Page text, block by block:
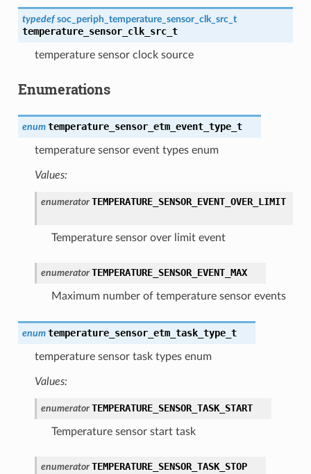
typedef soc_periph_temperature_sensor_clk_src_t
temperature_sensor_clk_src_t
temperature sensor clock source
Enumerations
enum temperature_sensor_etm_event_type_t
temperature sensor event types enum
Values:
enumerator TEMPERATURE_SENSOR_EVENT_OVER_LIMIT
Temperature sensor over limit event
enumerator TEMPERATURE_SENSOR_EVENT_MAX
Maximum number of temperature sensor events
enum temperature_sensor_etm_task_type_t
temperature sensor task types enum
Values:
enumerator TEMPERATURE_SENSOR_TASK_START
Temperature sensor start task
enumerator TEMPERATURE_SENSOR_TASK_STOP